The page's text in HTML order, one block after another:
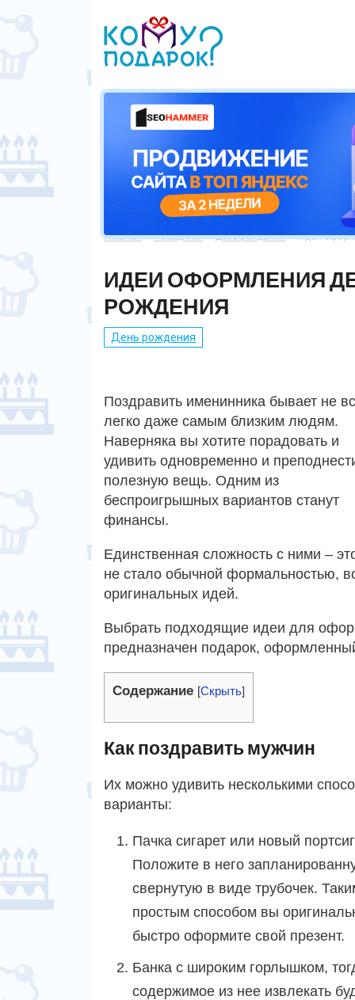
Главная  Праздники  День рождения  Идеи
ИДЕИ ОФОРМЛЕНИЯ
РОЖДЕНИЯ
День рождения
Поздравить именинника бывает не
легко даже самым близким людям.
Наверняка вы хотите порадовать и
удивить одновременно и
полезную вещь. Одним из
беспроигрышных вариантов станут
финансы.
Единственная сложность с ними –
не стало обычной формальностью,
оригинальных идей.
Выбрать подходящие идеи для
предназначен подарок,
Содержание [Скрыть]
Как поздравить мужчин
Их можно удивить несколькими
варианты:
Пачка сигарет или новый
Положите в него
свернутую в виде трубочек.
простым способом вы
быстро оформите свой презент.
Банка с широким горлышком,
содержимое из нее извлекать